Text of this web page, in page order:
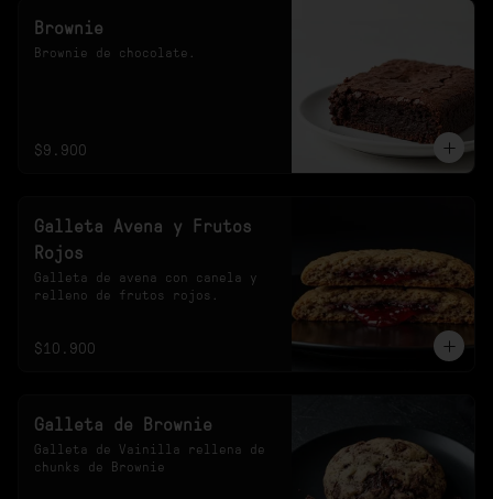
Brownie
Brownie de chocolate.
$9.900
Galleta Avena y Frutos
Rojos
Galleta de avena con canela y
relleno de frutos rojos.
$10.900
Galleta de Brownie
Galleta de Vainilla rellena de
chunks de Brownie